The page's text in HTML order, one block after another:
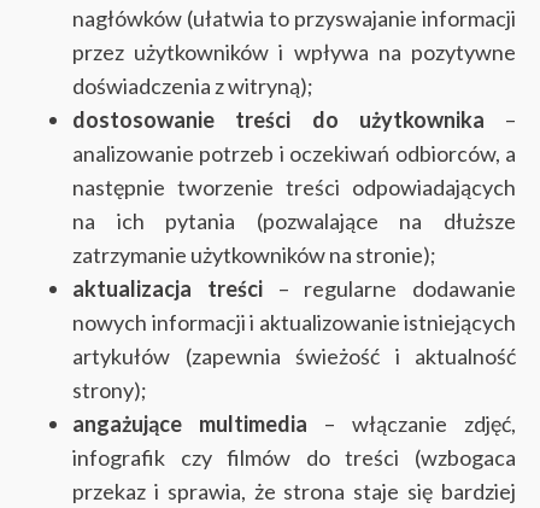
nagłówków (ułatwia to przyswajanie informacji
przez użytkowników i wpływa na pozytywne
doświadczenia z witryną);
dostosowanie treści do użytkownika –
analizowanie potrzeb i oczekiwań odbiorców, a
następnie tworzenie treści odpowiadających
na ich pytania (pozwalające na dłuższe
zatrzymanie użytkowników na stronie);
aktualizacja treści– regularne dodawanie
nowych informacji i aktualizowanie istniejących
artykułów (zapewnia świeżość i aktualność
strony);
angażujące multimedia – włączanie zdjęć,
infografik czy filmów do treści (wzbogaca
przekaz i sprawia, że strona staje się bardziej